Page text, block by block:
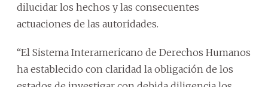
dilucidar los hechos y las consecuentes
actuaciones de las autoridades.
“El Sistema Interamericano de Derechos Humanos
ha establecido con claridad la obligación de los